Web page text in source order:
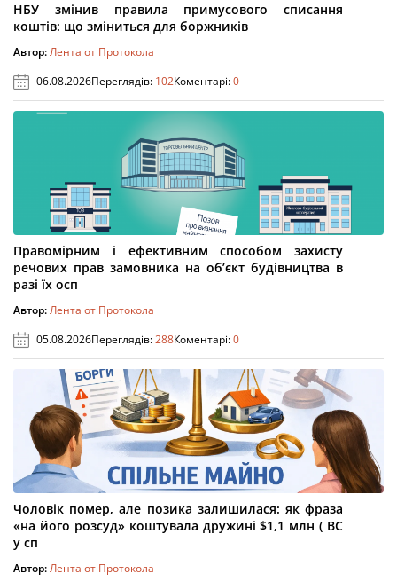
НБУ змінив правила примусового списання
коштів: що зміниться для боржників
Автор:Лента от Протокола
06.08.2026Переглядів: 102Коментарі:0
Правомірним і ефективним способом захисту
речових прав замовника на об’єкт будівництва в
разі їх осп
Автор:Лента от Протокола
05.08.2026Переглядів:288Коментарі:0
Чоловік помер, але позика залишилася: як фраза
«на його розсуд» коштувала дружині $1,1 млн ( ВС
у сп
Автор:Лента от Протокола